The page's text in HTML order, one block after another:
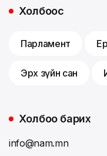
Холбоос
Парламент
Эрх зүйн сан
Холбоо барих
info@nam.mn